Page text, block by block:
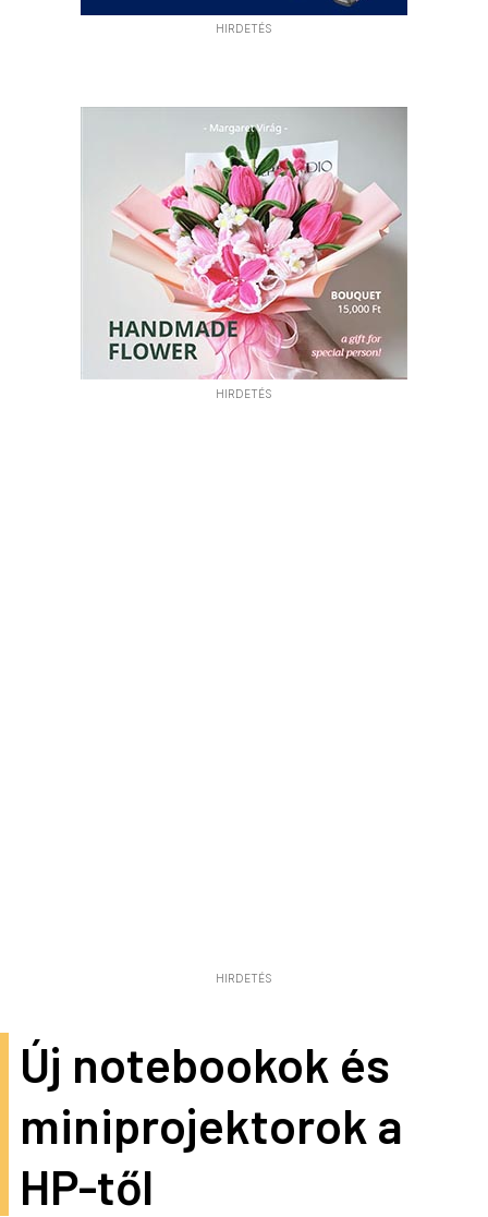
HIRDETÉS
HIRDETÉS
HIRDETÉS
Új notebookok és
miniprojektorok a
HP-től